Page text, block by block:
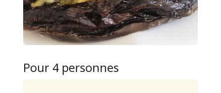
Pour 4 personnes